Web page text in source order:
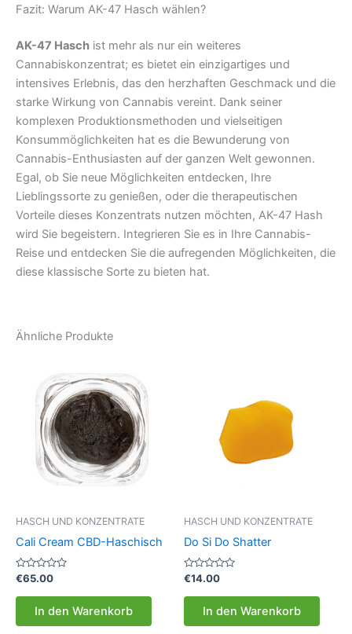
Fazit: Warum AK-47 Hasch wählen?
AK-47 Hasch ist mehr als nur ein weiteres
Cannabiskonzentrat; es bietet ein einzigartiges und
intensives Erlebnis, das den herzhaften Geschmack und die
starke Wirkung von Cannabis vereint. Dank seiner
komplexen Produktionsmethoden und vielseitigen
Konsummöglichkeiten hat es die Bewunderung von
Cannabis-Enthusiasten auf der ganzen Welt gewonnen.
Egal, ob Sie neue Möglichkeiten entdecken, Ihre
Lieblingssorte zu genießen, oder die therapeutischen
Vorteile dieses Konzentrats nutzen möchten, AK-47 Hash
wird Sie begeistern. Integrieren Sie es in Ihre Cannabis-
Reise und entdecken Sie die aufregenden Möglichkeiten, die
diese klassische Sorte zu bieten hat.
Ähnliche Produkte
HASCH UND KONZENTRATE
Cali Cream CBD-Haschisch
Bewertet
0
€65.00
In den Warenkorb
HASCH UND KONZENTRATE
Do Si Do Shatter
Bewertet
0
€14.00
In den Warenkorb